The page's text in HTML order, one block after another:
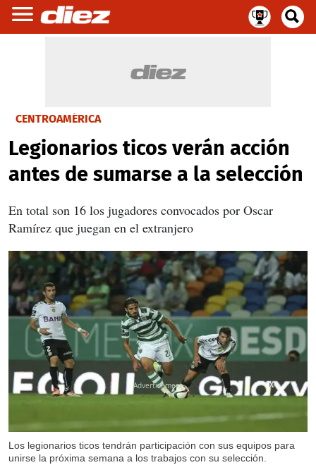
CENTROAMÉRICA
Legionarios ticos verán acción
antes de sumarse a la selección
En total son 16 los jugadores convocados por Oscar
Ramírez que juegan en el extranjero
Los legionarios ticos tendrán participación con sus equipos para
unirse la próxima semana a los trabajos con su selección.
X